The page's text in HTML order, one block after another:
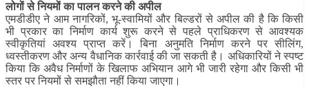
लोगों से नियमों का पालन करने की अपील
एमडीडीए ने आम नागरिकों, भू-स्वामियों और बिल्डरों से अपील की है कि किसी
भी प्रकार का निर्माण कार्य शुरू करने से पहले प्राधिकरण से आवश्यक
स्वीकृतियां अवश्य प्राप्त करें। बिना अनुमति निर्माण करने पर सीलिंग,
ध्वस्तीकरण और अन्य वैधानिक कार्रवाई की जा सकती है। अधिकारियों ने स्पष्ट
किया कि अवैध निर्माणों के खिलाफ अभियान आगे भी जारी रहेगा और किसी भी
स्तर पर नियमों से समझौता नहीं किया जाएगा।